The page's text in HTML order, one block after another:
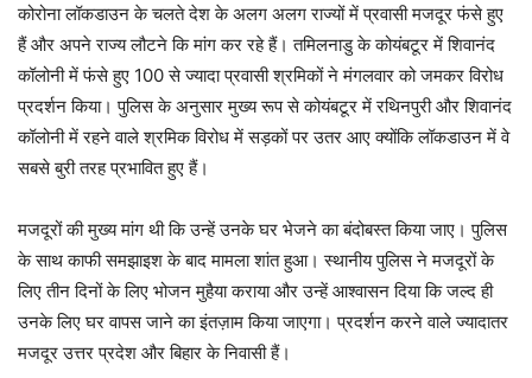
कोरोना लॉकडाउन के चलते देश के अलग अलग राज्यों में प्रवासी मजदूर फंसे हुए
हैं और अपने राज्य लौटने कि मांग कर रहे हैं। तमिलनाडु के कोयंबटूर में शिवानंद
कॉलोनी में फंसे हुए 100 से ज्यादा प्रवासी श्रमिकों ने मंगलवार को जमकर विरोध
प्रदर्शन किया। पुलिस के अनुसार मुख्य रूप से कोयंबटूर में रथिनपुरी और शिवानंद
कॉलोनी में रहने वाले श्रमिक विरोध में सड़कों पर उतर आए क्योंकि लॉकडाउन में वे
सबसे बुरी तरह प्रभावित हुए हैं।
मजदूरों की मुख्य मांग थी कि उन्हें उनके घर भेजने का बंदोबस्त किया जाए। पुलिस
के साथ काफी समझाइश के बाद मामला शांत हुआ। स्थानीय पुलिस ने मजदूरों के
लिए तीन दिनों के लिए भोजन मुहैया कराया और उन्हें आश्वासन दिया कि जल्द ही
उनके लिए घर वापस जाने का इंतज़ाम किया जाएगा। प्रदर्शन करने वाले ज्यादातर
मजदूर उत्तर प्रदेश और बिहार के निवासी हैं।